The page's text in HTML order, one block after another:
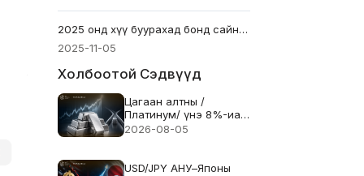
2025 онд хүү буурахад бонд сайн хөрөнгө оруулалт хэвээр байна уу?
2025-11-05
Холбоотой Сэдвүүд
Цагаан алтны /
Платинум/ үнэ 8%-иар
өслөө — 2026 оны
анхаарлын төвд орж
2026-08-05
USD/JPY АНУ–Японы